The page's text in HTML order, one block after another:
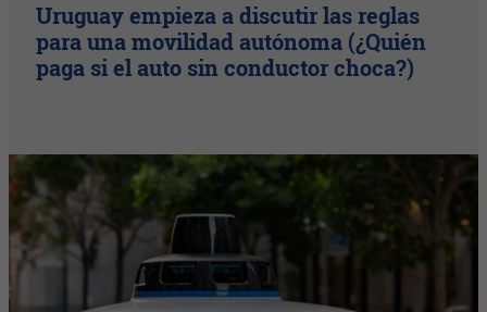
Uruguay empieza a discutir las reglas
para una movilidad autónoma (¿Quién
paga si el auto sin conductor choca?)